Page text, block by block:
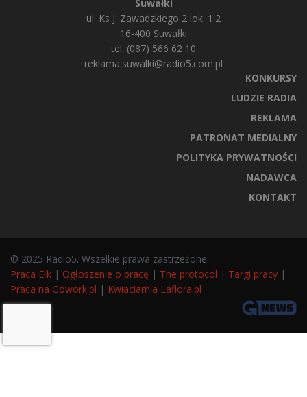
Suwałki
ul. Ks J. Zawadzkiego 2 lok. 1.2
16-400 Suwałki
tel. (087) 566 62 10
reklama.suwalki@radio5.com.pl
KONKURSY
LUDZIE RADIA
REKLAMA
PATRONAT MEDIALNY
POLITYKA PRYWATNOŚCI
NADAWCA
KONTAKT
© 2025 Radio5. Wszelkie prawa zastrzeżone.
Praca Ełk | Ogłoszenie o pracę | The protocol | Targi pracy |
Praca na Gowork.pl | Kwiaciarnia Laflora.pl